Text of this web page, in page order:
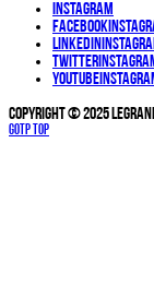
Instagram
Facebook
Linkedin
Twitter
YouTube
Copyright © 2025
Gotp Top